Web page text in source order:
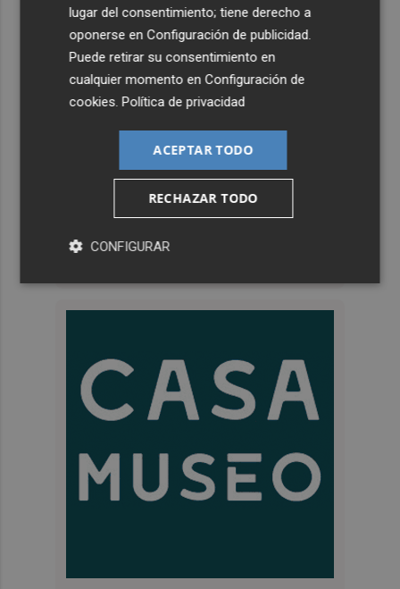
lugar del consentimiento; tiene derecho a
oponerse enConfiguración de publicidad.
Puede retirar su consentimiento en
cualquier momento enConfiguración de
cookies.Política de privacidad
ACEPTAR TODO
RECHAZAR TODO
CONFIGURAR